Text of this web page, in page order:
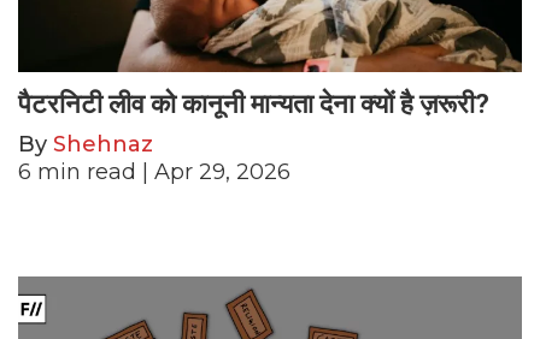
पैटरनिटी लीव को कानूनी मान्यता देना क्यों है ज़रूरी?
By Shehnaz
6 min read | Apr 29, 2026